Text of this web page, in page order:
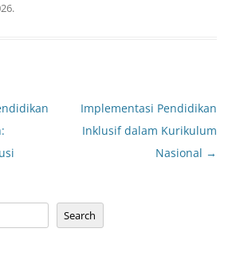
.
Implementasi Pendidikan
Inklusif dalam Kurikulum
Nasional →
Search